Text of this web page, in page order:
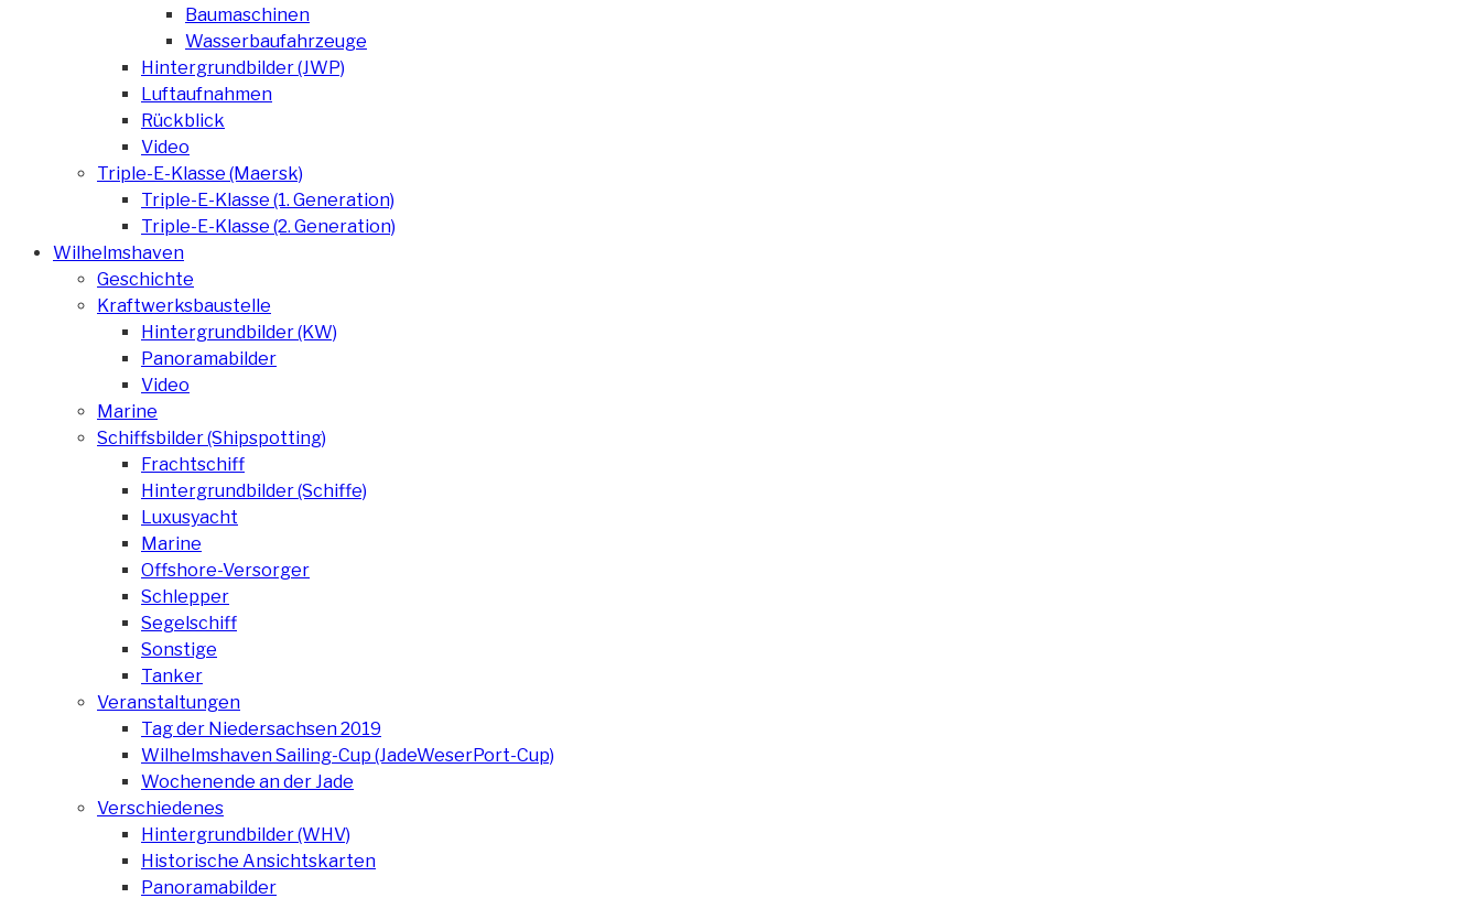
Baumaschinen
Wasserbaufahrzeuge
Hintergrundbilder (JWP)
Luftaufnahmen
Rückblick
Video
Triple-E-Klasse (Maersk)
Triple-E-Klasse (1. Generation)
Triple-E-Klasse (2. Generation)
Wilhelmshaven
Geschichte
Kraftwerksbaustelle
Hintergrundbilder (KW)
Panoramabilder
Video
Marine
Schiffsbilder (Shipspotting)
Frachtschiff
Hintergrundbilder (Schiffe)
Luxusyacht
Marine
Offshore-Versorger
Schlepper
Segelschiff
Sonstige
Tanker
Veranstaltungen
Tag der Niedersachsen 2019
Wilhelmshaven Sailing-Cup (JadeWeserPort-Cup)
Wochenende an der Jade
Verschiedenes
Hintergrundbilder (WHV)
Historische Ansichtskarten
Panoramabilder